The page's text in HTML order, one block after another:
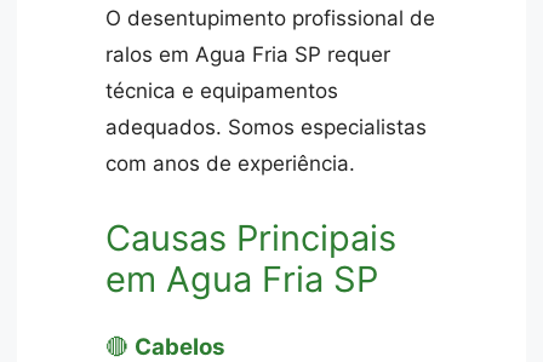
O desentupimento profissional de
ralos em Agua Fria SP requer
técnica e equipamentos
adequados. Somos especialistas
com anos de experiência.
Causas Principais
em Agua Fria SP
🔴 Cabelos